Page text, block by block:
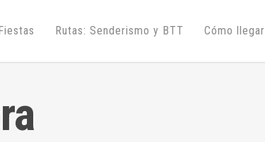
Rutas: Senderismo y BTT Cómo llegar